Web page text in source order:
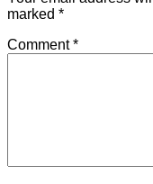
marked *
Comment*